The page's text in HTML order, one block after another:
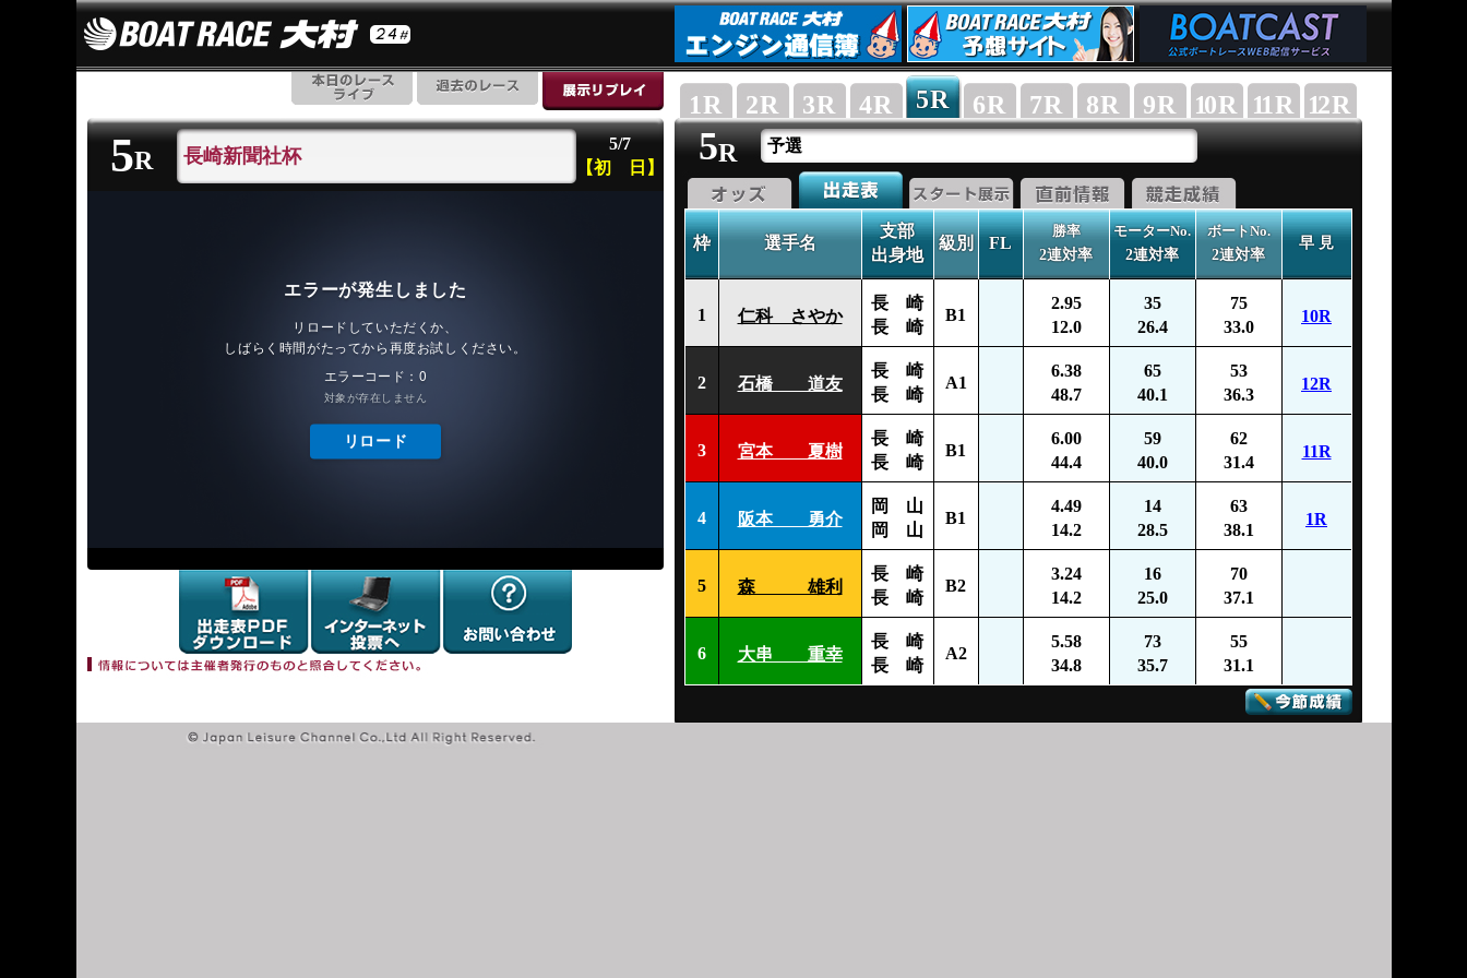
5 R 長崎新聞社杯
5/7
【初 日】
1R 2R 3R 4R 5R 6R 7R 8R 9R 10R 11R 12R
5R 予選
枠 選手名
支部
出身地
級別 FL
勝率
2連対率
モーターNo.
2連対率
ボートNo.
2連対率
早 見
1 仁科 さやか
長 崎
長 崎
B1
2.95
12.0
35
26.4
75
33.0
10R
2 石橋 道友
長 崎
長 崎
A1
6.38
48.7
65
40.1
53
36.3
12R
3 宮本 夏樹
長 崎
長 崎
B1
6.00
44.4
59
40.0
62
31.4
11R
4 阪本 勇介
岡 山
岡 山
B1
4.49
14.2
14
28.5
63
38.1
1R
5 森 雄利
長 崎
長 崎
B2
3.24
14.2
16
25.0
70
37.1
6 大串 重幸
長 崎
長 崎
A2
5.58
34.8
73
35.7
55
31.1